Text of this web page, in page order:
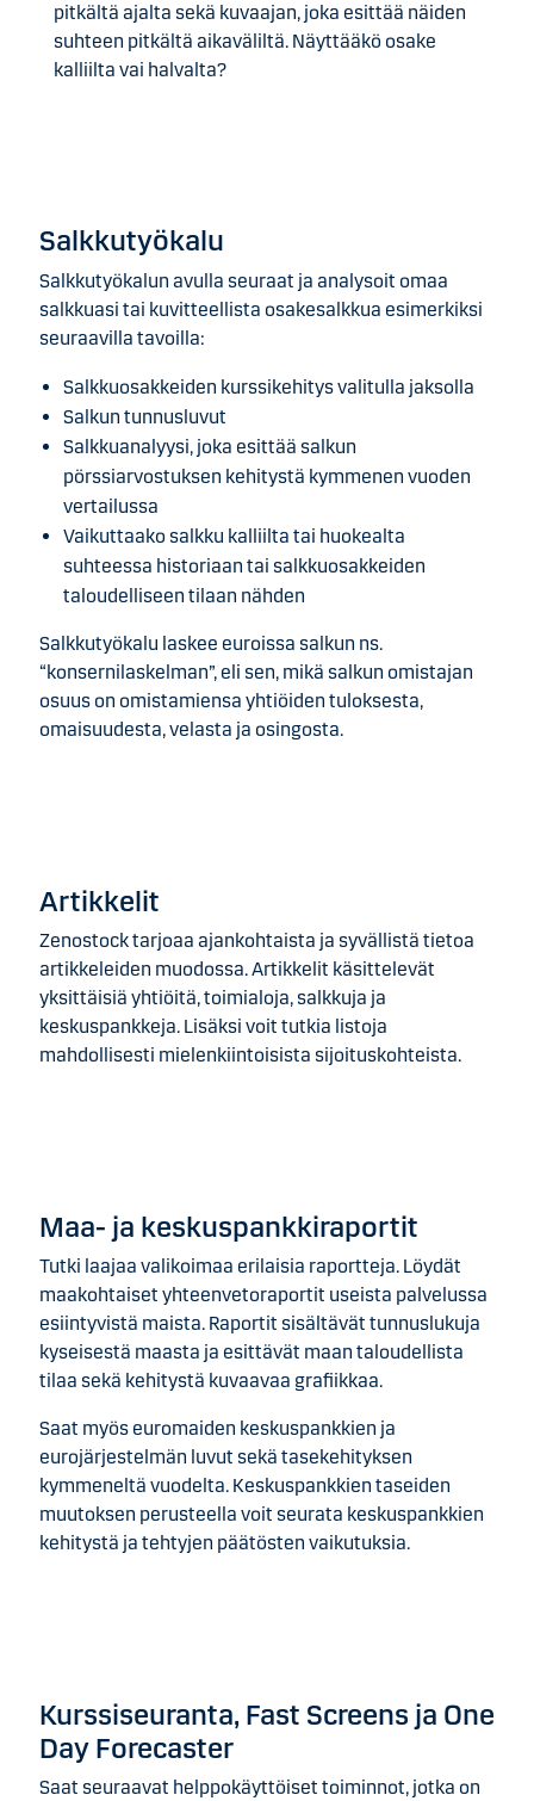
pitkältä ajalta sekä kuvaajan, joka esittää näiden
suhteen pitkältä aikaväliltä. Näyttääkö osake
kalliilta vai halvalta?
Salkkutyökalu
Salkkutyökalun avulla seuraat ja analysoit omaa
salkkuasi tai kuvitteellista osakesalkkua esimerkiksi
seuraavilla tavoilla:
Salkkuosakkeiden kurssikehitys valitulla jaksolla
Salkun tunnusluvut
Salkkuanalyysi, joka esittää salkun
pörssiarvostuksen kehitystä kymmenen vuoden
vertailussa
Vaikuttaako salkku kalliilta tai huokealta
suhteessa historiaan tai salkkuosakkeiden
taloudelliseen tilaan nähden
Salkkutyökalu laskee euroissa salkun ns.
“konsernilaskelman”, eli sen, mikä salkun omistajan
osuus on omistamiensa yhtiöiden tuloksesta,
omaisuudesta, velasta ja osingosta.
Artikkelit
Zenostock tarjoaa ajankohtaista ja syvällistä tietoa
artikkeleiden muodossa. Artikkelit käsittelevät
yksittäisiä yhtiöitä, toimialoja, salkkuja ja
keskuspankkeja. Lisäksi voit tutkia listoja
mahdollisesti mielenkiintoisista sijoituskohteista.
Maa- ja keskuspankkiraportit
Tutki laajaa valikoimaa erilaisia raportteja. Löydät
maakohtaiset yhteenvetoraportit useista palvelussa
esiintyvistä maista. Raportit sisältävät tunnuslukuja
kyseisestä maasta ja esittävät maan taloudellista
tilaa sekä kehitystä kuvaavaa grafiikkaa.
Saat myös euromaiden keskuspankkien ja
eurojärjestelmän luvut sekä tasekehityksen
kymmeneltä vuodelta. Keskuspankkien taseiden
muutoksen perusteella voit seurata keskuspankkien
kehitystä ja tehtyjen päätösten vaikutuksia.
Kurssiseuranta, Fast Screens ja One
Day Forecaster
Saat seuraavat helppokäyttöiset toiminnot, jotka on